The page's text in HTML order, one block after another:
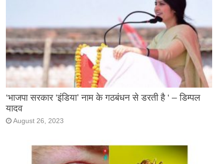
‘भाजपा सरकार ‘इंडिया’ नाम के गठबंधन से डरती है ‘ – डिम्पल
यादव
August 26, 2023